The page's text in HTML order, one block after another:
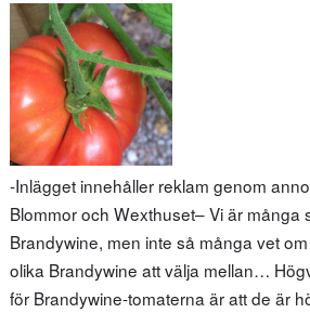
-Inlägget innehåller reklam genom
Blommor och Wexthuset– Vi är många
Brandywine, men inte så många vet
olika Brandywine att välja mellan…
för Brandywine-tomaterna är att de är